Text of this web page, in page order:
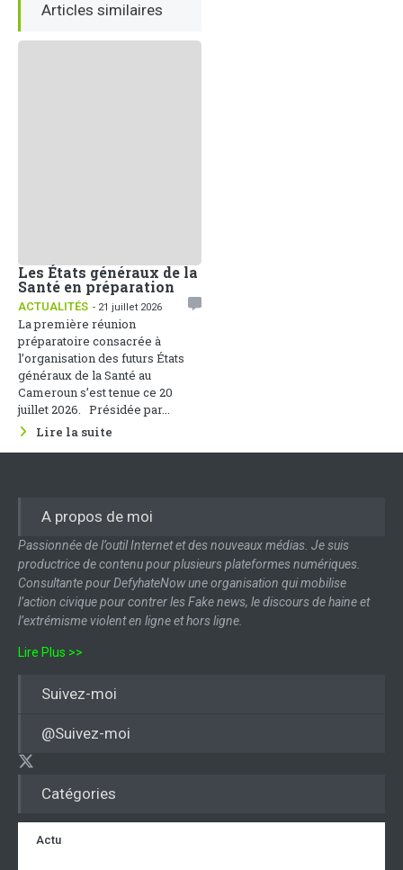
Articles similaires
Les États généraux de la
Santé en préparation
ACTUALITÉS - 21 juillet 2026
La première réunion
préparatoire consacrée à
l’organisation des futurs États
généraux de la Santé au
Cameroun s’est tenue ce 20
juillet 2026. Présidée par...
Lire la suite
Catégories
Actu
A propos de moi
Passionnée de l’outil Internet et des nouveaux médias. Je suis
productrice de contenu pour plusieurs plateformes numériques.
Consultante pour DefyhateNow une organisation qui mobilise
l’action civique pour contrer les Fake news, le discours de haine et
l’extrémisme violent en ligne et hors ligne.
Lire Plus >>
Suivez-moi
@Suivez-moi